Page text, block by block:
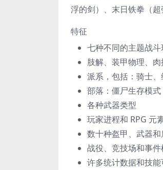
浮的剑）、末日铁拳（超
特征
七种不同的主题战
肢解、装甲物理、
派系，包括：骑士
部落：僵尸生存模式
各种武器类型
玩家进程和 RPG 元
数十种盔甲、武器和
战役、竞技场和事
许多统计数据和技